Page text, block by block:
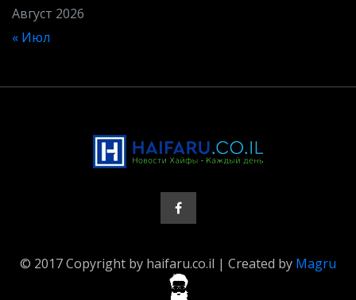
Август 2026
« Июл
© 2017 Copyright by haifaru.co.il | Created by Magru